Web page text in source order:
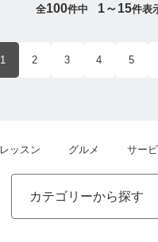
全100件中 1～15件表
1 2 3 4 5
レッスン グルメ サー
カテゴリーから探す